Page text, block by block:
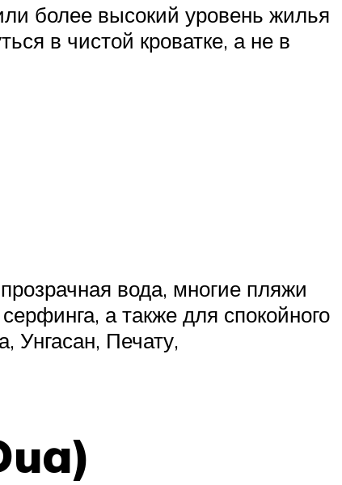
более высокий уровень жилья
в чистой кроватке, а не в
вода, многие пляжи
а также для спокойного
Унгасан, Печату,